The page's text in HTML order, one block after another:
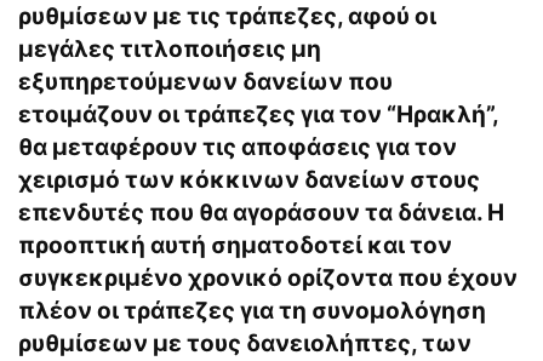
ρυθμίσεων με τις τράπεζες, αφού οι
μεγάλες τιτλοποιήσεις μη
εξυπηρετούμενων δανείων που
ετοιμάζουν οι τράπεζες για τον “Ηρακλή”,
θα μεταφέρουν τις αποφάσεις για τον
χειρισμό των κόκκινων δανείων στους
επενδυτές που θα αγοράσουν τα δάνεια. Η
προοπτική αυτή σηματοδοτεί και τον
συγκεκριμένο χρονικό ορίζοντα που έχουν
πλέον οι τράπεζες για τη συνομολόγηση
ρυθμίσεων με τους δανειολήπτες, των